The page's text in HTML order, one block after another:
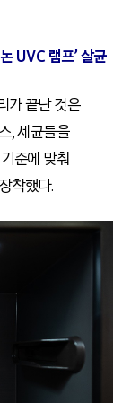
UVC 램프’ 살균
가 끝난 것은
, 세균들을
준에 맞춰
착했다.